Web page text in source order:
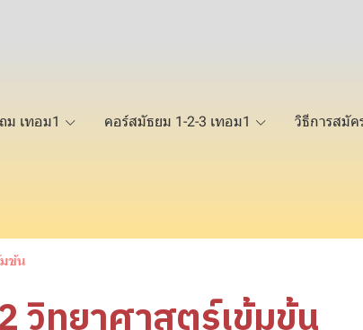
ม เทอม1 คอร์สมัธยม 1-2-3 เทอม1 วิธีการสมัค
ข้น